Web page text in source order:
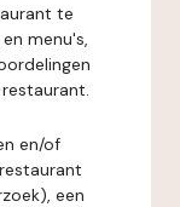
te
menu's,
en/of
een